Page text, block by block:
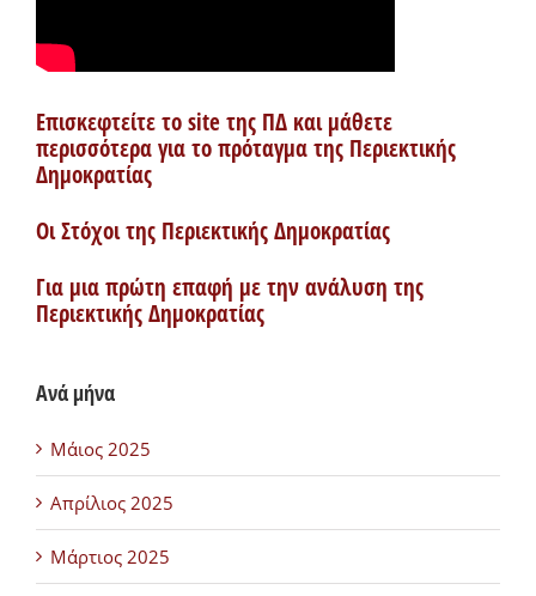
Επισκεφτείτε το site της ΠΔ και μάθετε
περισσότερα για το πρόταγμα της Περιεκτικής
Δημοκρατίας
Οι Στόχοι της Περιεκτικής Δημοκρατίας
Για μια πρώτη επαφή με την ανάλυση της
Περιεκτικής Δημοκρατίας
Ανά μήνα
Μάιος 2025
Απρίλιος 2025
Μάρτιος 2025